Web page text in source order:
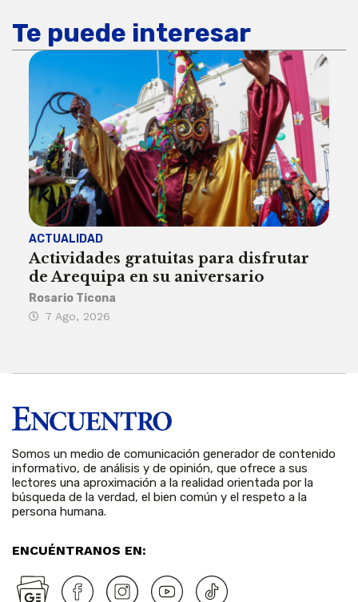
Te puede interesar
ACTUALIDAD
Actividades gratuitas para disfrutar
de Arequipa en su aniversario
Rosario Ticona
7 Ago, 2026
Somos un medio de comunicación generador de contenido
informativo, de análisis y de opinión, que ofrece a sus
lectores una aproximación a la realidad orientada por la
búsqueda de la verdad, el bien común y el respeto a la
persona humana.
ENCUÉNTRANOS EN: